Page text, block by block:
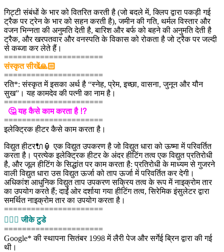
गिट्टी संबंधों के भार को वितरित करती है (जो बदले में, क्लिप द्वारा पकड़ी गई
ट्रैक पर ट्रेन के भार को सहन करती है), जमीन की गति, थर्मल विस्तार और
वजन भिन्नता की अनुमति देती है, बारिश और बर्फ को बहने की अनुमति देती है
ट्रैक, और खरपतवार और वनस्पति के विकास को रोकता है जो ट्रैक पर जल्दी
से कब्जा कर लेते हैं।
======================
संस्कृत सीखें🙏🏻
======================
रति*: संस्कृत में इसका अर्थ है “स्नेह, प्रेम, इच्छा, वासना, जुनून और यौन
सुख”। यह कामदेव की पत्नी का नाम है।
======================
🤔 यह कैसे काम करता है ⁉
======================
इलेक्ट्रिक हीटर कैसे काम करता है।
विद्युत हीटर🔌🏮 एक विद्युत उपकरण है जो विद्युत धारा को ऊष्मा में परिवर्तित
करता है। प्रत्येक इलेक्ट्रिक हीटर के अंदर हीटिंग तत्व एक विद्युत प्रतिरोधी
है, और जूल हीटिंग के सिद्धांत पर काम करता है: प्रतिरोधी के माध्यम से गुजरने
वाली विद्युत धारा उस विद्युत ऊर्जा को ताप ऊर्जा में परिवर्तित कर देगी।
अधिकांश आधुनिक विद्युत ताप उपकरण सक्रिय तत्व के रूप में नाइक्रोम तार
का उपयोग करते हैं; दाईं ओर दर्शाया गया हीटिंग तत्व, सिरेमिक इंसुलेटर द्वारा
समर्थित नाइक्रोम तार का उपयोग करता है।
======================
💁🏻‍♂‍ जीके टुडे
======================
Google* की स्थापना सितंबर 1998 में लैरी पेज और सर्गेई ब्रिन द्वारा की गई
थी।